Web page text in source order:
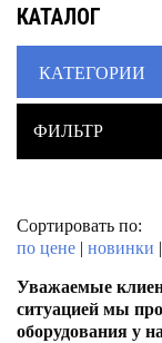
КАТАЛОГ
КАТЕГОРИИ
ФИЛЬТР
Сортировать по:
по цене | новинки |
Уважаемые
ситуацией мы
оборудования у